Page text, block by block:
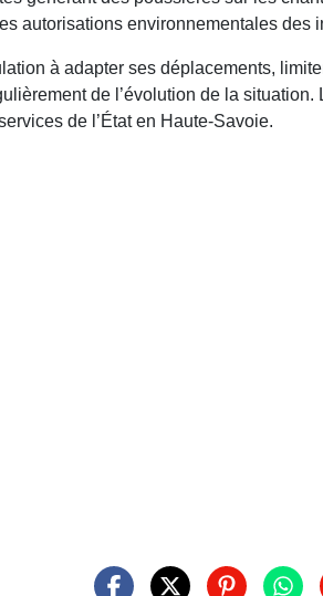
autorisations environnementales des
à adapter ses déplacements,
de l’évolution de la
de l’État en Haute-Savoie.